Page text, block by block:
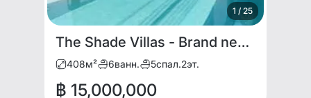
1 / 25
The Shade Villas - Brand new 2-storey house for sale and rent
408м² 6ванн. 5спал.2эт.
฿ 15,000,000